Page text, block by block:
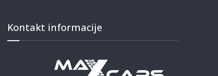
Kontakt informacije